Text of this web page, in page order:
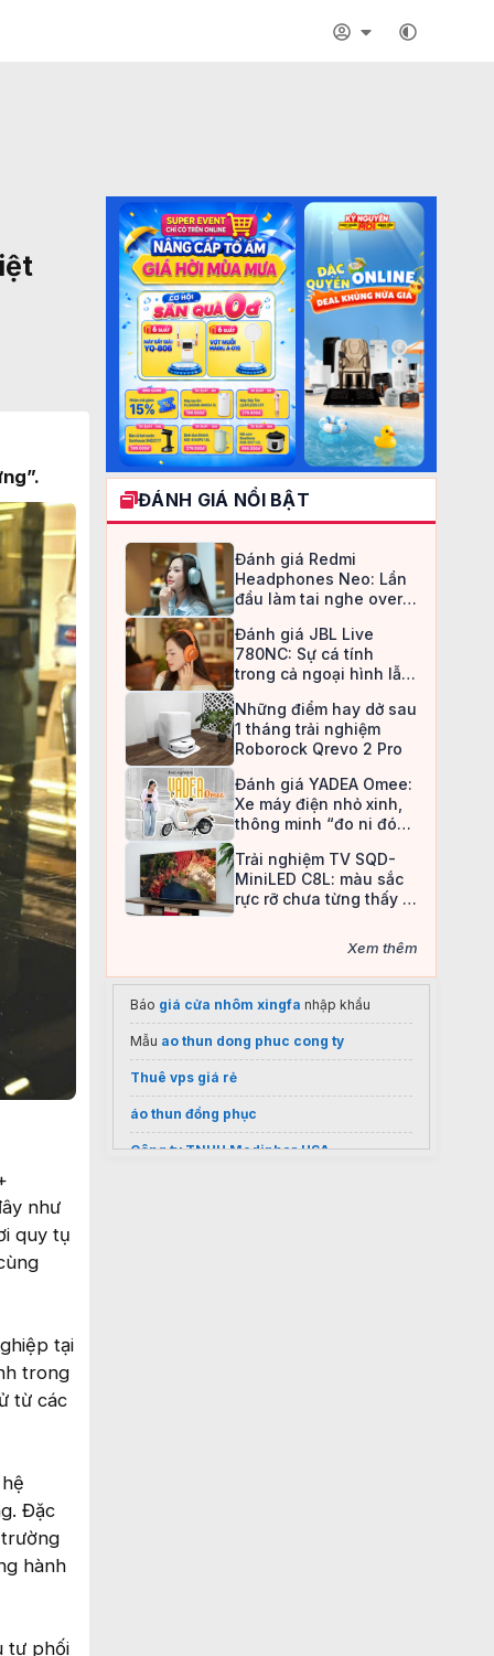
như
quy tụ
tại
trong
từ các
Đặc
hành
tư phối
ĐÁNH GIÁ NỔI BẬT
Đánh giá Redmi
Headphones Neo: Lần
đầu làm tai nghe over-
an toàn
Đánh giá JBL Live
780NC: Sự cá tính
trong cả ngoại hình lẫn
Những điểm hay dở sau
1 tháng trải nghiệm
Roborock Qrevo 2 Pro
Đánh giá YADEA Omee:
Xe máy điện nhỏ xinh,
thông minh “đo ni đóng
Trải nghiệm TV SQD-
MiniLED C8L: màu sắc
rực rỡ chưa từng thấy ở
Xem thêm
Báo giá cửa nhôm xingfa nhập khẩu
Mẫu ao thun dong phuc cong ty
Thuê vps giá rẻ
áo thun đồng phục
Công ty TNHH Mediphar USA